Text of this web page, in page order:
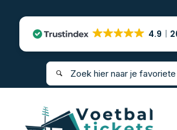
4.9